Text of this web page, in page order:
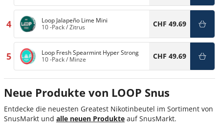
4
Loop Jalapeño Lime Mini
10 -Pack/Zitrus CHF 49.69
5
Loop Fresh Spearmint Hyper Strong
10 -Pack/ Minze CHF 49.69
Neue Produkte von LOOP Snus
Entdecke die neuesten Greatest Nikotinbeutel im Sortiment von
SnusMarkt und alle neuen Produkte aufSnusMarkt.